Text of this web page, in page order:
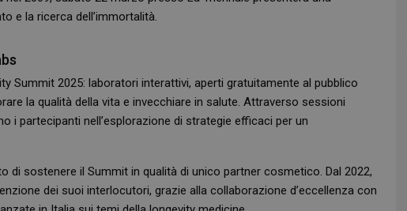
e la ricerca dell’immortalità.
Summit 2025: laboratori interattivi, aperti gratuitamente al pubblico
la qualità della vita e invecchiare in salute. Attraverso sessioni
i partecipanti nell’esplorazione di strategie efficaci per un
di sostenere il Summit in qualità di unico partner cosmetico. Dal 2022,
dei suoi interlocutori, grazie alla collaborazione d’eccellenza con